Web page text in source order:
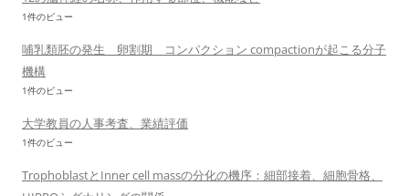
1件のビュー
哺乳類胚の発生 卵割期 コンパクション compactionが起こる分子
機構
1件のビュー
大学教員の人事考査、業績評価
1件のビュー
TrophoblastとInner cell massの分化の機序：細部接着、細胞骨格、